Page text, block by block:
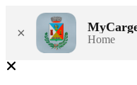
× Home